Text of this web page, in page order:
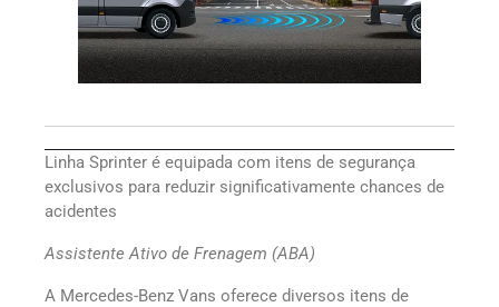
Linha Sprinter é equipada com itens de segurança
exclusivos para reduzir significativamente chances de
acidentes
Assistente Ativo de Frenagem (ABA)
A Mercedes-Benz Vans oferece diversos itens de